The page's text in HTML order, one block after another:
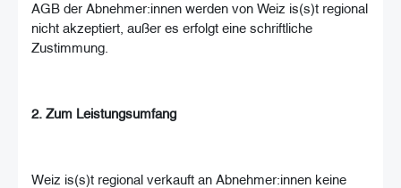
AGB der Abnehmer:innen werden von Weiz is(s)t regional
nicht akzeptiert, außer es erfolgt eine schriftliche
Zustimmung.
2. Zum Leistungsumfang
Weiz is(s)t regional verkauft an Abnehmer:innen keine